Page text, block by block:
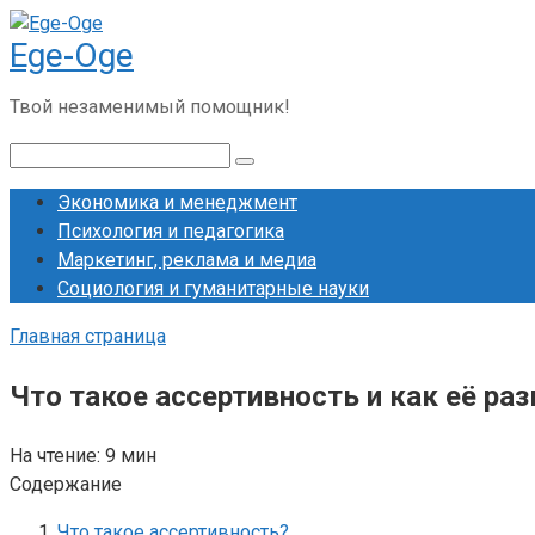
Перейти
к
контенту
Ege-Oge
Твой незаменимый помощник!
Экономика и менеджмент
Психология и педагогика
Маркетинг, реклама и медиа
Социология и гуманитарные науки
Главная страница
Что такое ассертивность и как её
На чтение: 9 мин
Содержание